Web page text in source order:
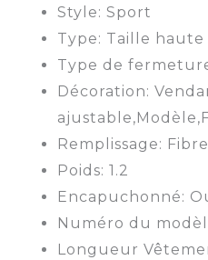
Style: Sport
Type: Taille haute
Type de
Décoration:
Remplissage:
Poids: 1.2
Encapuchonné:
Numéro du
Longueur